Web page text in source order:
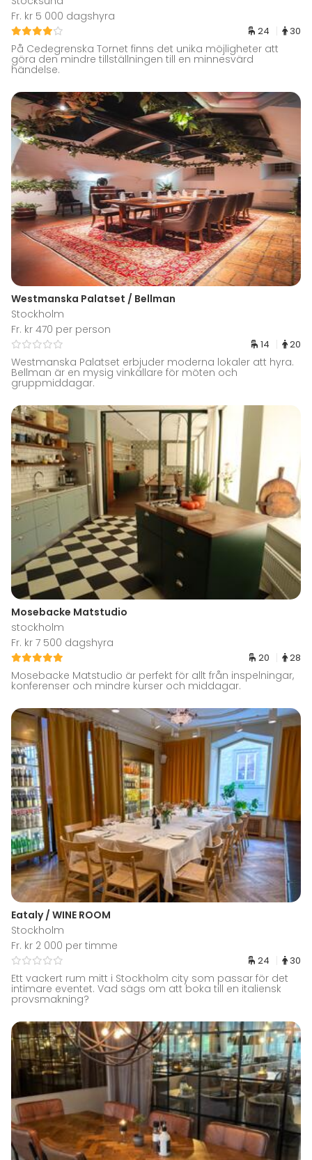
Fr. kr 5 000 dagshyra
24 30
På Cedegrenska Tornet finns det unika möjligheter att
göra den mindre tillställningen till en minnesvärd
händelse.
Westmanska Palatset / Bellman
Stockholm
Fr. kr 470 per person
14 20
Westmanska Palatset erbjuder moderna lokaler att hyra.
Bellman är en mysig vinkällare för möten och
gruppmiddagar.
Mosebacke Matstudio
stockholm
Fr. kr 7 500 dagshyra
20 28
Mosebacke Matstudio är perfekt för allt från inspelningar,
konferenser och mindre kurser och middagar.
Eataly / WINE ROOM
Stockholm
Fr. kr 2 000 per timme
24 30
Ett vackert rum mitt i Stockholm city som passar för det
intimare eventet. Vad sägs om att boka till en italiensk
provsmakning?